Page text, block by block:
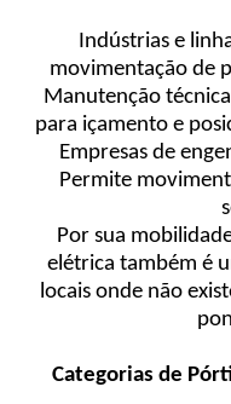
Indústrias e
movimentação de
Manutenção
para içamento e
Empresas de
Permite
Por sua
elétrica também é
locais onde não
Categorias de